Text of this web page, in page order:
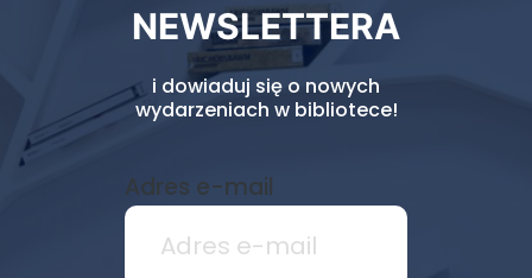
NEWSLETTERA
i dowiaduj się o nowych
wydarzeniach w bibliotece!
Adres e-mail